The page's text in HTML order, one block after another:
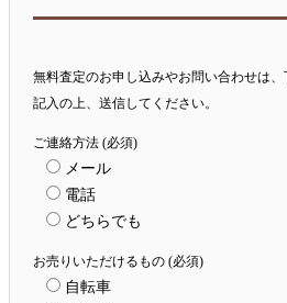
無料査定のお申し込みやお問い合わせは
記入の上、送信してください。
ご連絡方法 (必須)
メール
電話
どちらでも
お売りいただけるもの (必須)
自転車